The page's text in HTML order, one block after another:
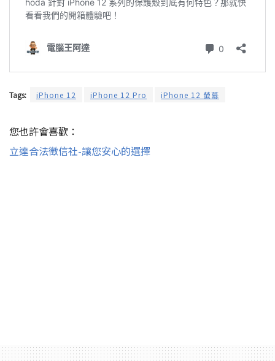
Tags: iPhone 12 iPhone 12 Pro iPhone 12 螢幕
您也許會喜歡：
立達合法徵信社-讓您安心的選擇